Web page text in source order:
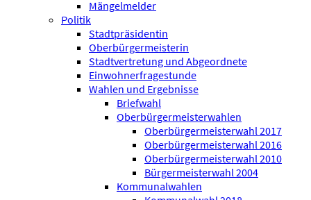
Mängelmelder
Politik
Stadtpräsidentin
Oberbürgermeisterin
Stadtvertretung und Abgeordnete
Einwohnerfragestunde
Wahlen und Ergebnisse
Briefwahl
Oberbürgermeisterwahlen
Oberbürgermeisterwahl 2017
Oberbürgermeisterwahl 2016
Oberbürgermeisterwahl 2010
Bürgermeisterwahl 2004
Kommunalwahlen